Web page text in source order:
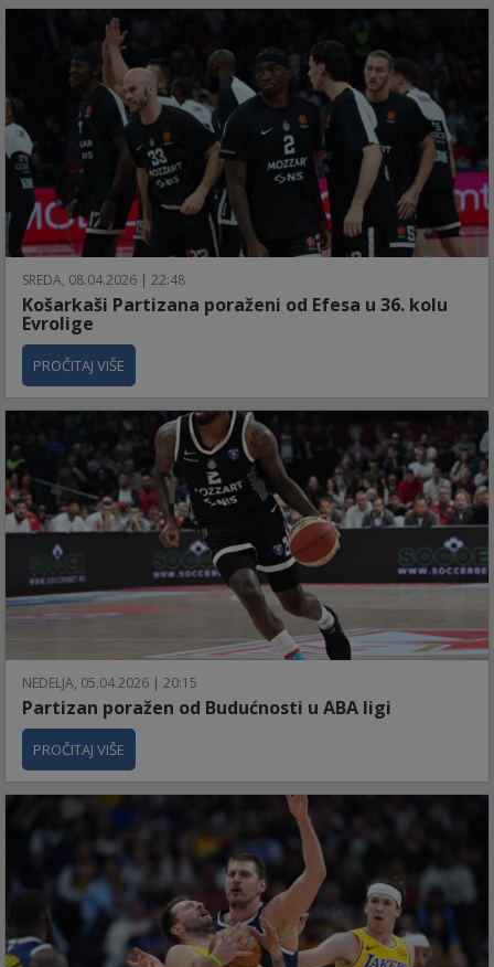
SREDA, 08.04.2026 | 22:48
Košarkaši Partizana poraženi od Efesa u 36. kolu
Evrolige
PROČITAJ VIŠE
NEDELJA, 05.04.2026 | 20:15
Partizan poražen od Budućnosti u ABA ligi
PROČITAJ VIŠE